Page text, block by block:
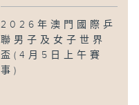
2026年澳門國際乒
聯男子及女子世界
盃(4月5日上午賽
事)